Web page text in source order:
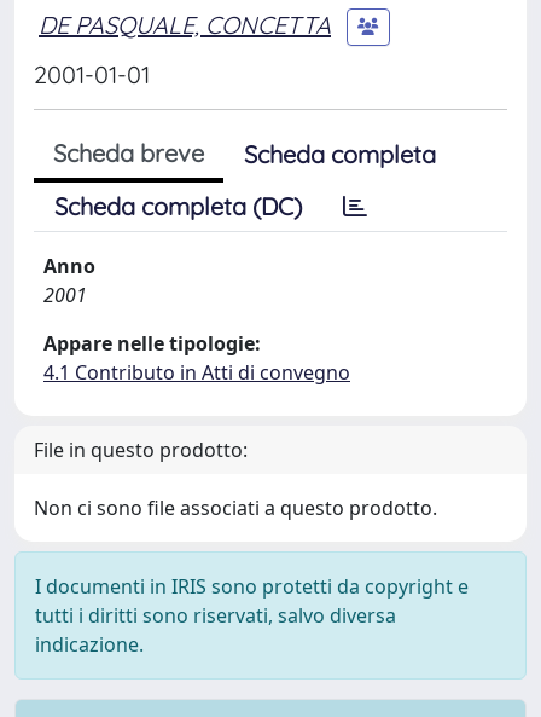
DE PASQUALE, CONCETTA
2001-01-01
Scheda breve
Scheda completa
Scheda completa (DC)
Anno
2001
Appare nelle tipologie:
4.1 Contributo in Atti di convegno
File in questo prodotto:
Non ci sono file associati a questo prodotto.
I documenti in IRIS sono protetti da copyright e
tutti i diritti sono riservati, salvo diversa
indicazione.